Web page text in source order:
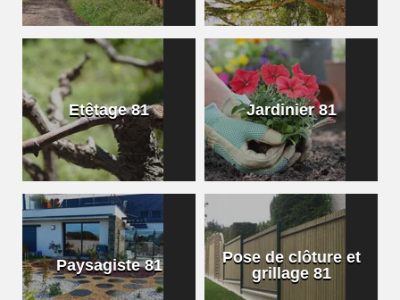
Etêtage 81 Jardinier 81
Paysagiste 81
Pose de clôture et
grillage 81